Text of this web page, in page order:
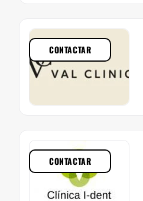
CONTACTAR
CONTACTAR